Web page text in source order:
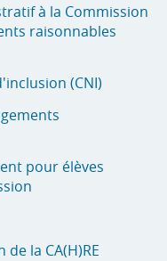
à la Commission
raisonnables
(CNI)
pour élèves
la CA(H)RE